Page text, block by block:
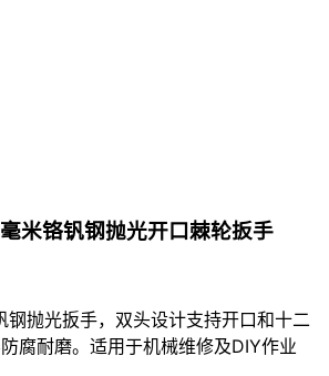
米铬钒钢抛光开口棘轮扳手
抛光扳手，双头设计支持开口和十二
腐耐磨。适用于机械维修及DIY作业